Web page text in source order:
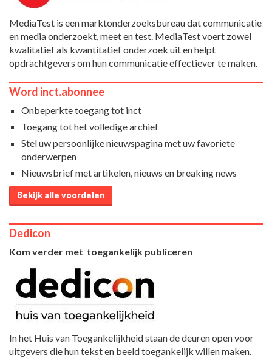
MediaTest is een marktonderzoeksbureau dat communicatie
en media onderzoekt, meet en test. MediaTest voert zowel
kwalitatief als kwantitatief onderzoek uit en helpt
opdrachtgevers om hun communicatie effectiever te maken.
Word inct.abonnee
Onbeperkte toegang tot inct
Toegang tot het volledige archief
Stel uw persoonlijke nieuwspagina met uw favoriete
onderwerpen
Nieuwsbrief met artikelen, nieuws en breaking news
Bekijk alle voordelen
Dedicon
Kom verder met toegankelijk publiceren
In het Huis van Toegankelijkheid staan de deuren open voor
uitgevers die hun tekst en beeld toegankelijk willen maken.